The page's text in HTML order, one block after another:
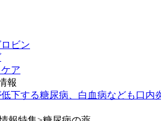
ビン
ア
報
下する糖尿病、白血病なども口内